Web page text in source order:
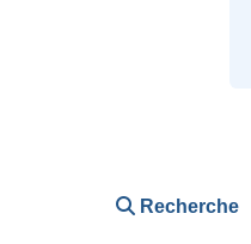
Recherche